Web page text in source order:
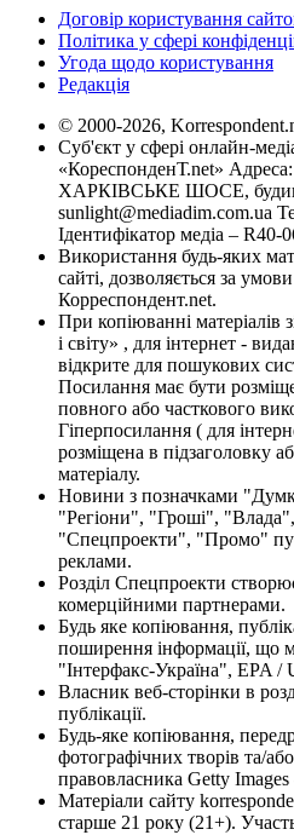
Договір користування
Політика у сфері
Угода щодо користування
Редакція
© 2000-2026,
Суб'єкт у сфері онлайн-
«КореспонденТ.net»
ХАРКІВСЬКЕ ШОСЕ,
sunlight@mediadim.com.ua
Ідентифікатор медіа – R40-
Використання будь-яких
сайті, дозволяється за
Корреспондент.net.
При копіюванні матеріалів
і світу» , для інтернет -
відкрите для пошукових
Посилання має бути
повного або часткового
Гіперпосилання ( для
розміщена в підзаголовку
матеріалу.
Новини з позначками
"Регіони", "Гроші",
"Спецпроекти", "Промо"
реклами.
Розділ Спецпроекти
комерційними партнерами.
Будь яке копіювання,
поширення інформації, що
"Інтерфакс-Україна", EPA /
Власник веб-сторінки в
публікації.
Будь-яке копіювання,
фотографічних творів та/
правовласника Getty Images
Матеріали сайту
старше 21 року (21+).